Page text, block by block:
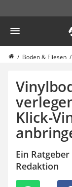
Haus & Bau
Außenleuchte mit
Ozongenerator
Smart-Home-
Schlüsseltresor
Regendusche
Reizstromgerät
Infrarot-
Heizkissen
Digitale Zeitschaltuhr
Paketbriefkasten
Boden & Fliesen
Klick-
Ein
Redaktion